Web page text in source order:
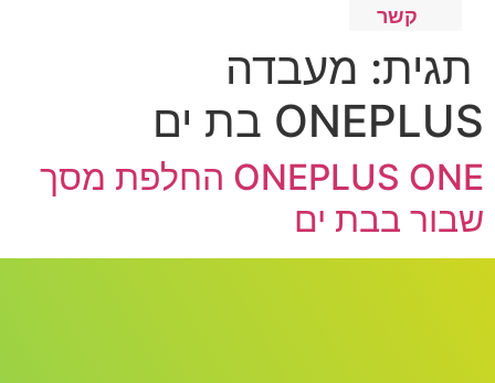
קשר
תגית: מעבדה
ONEPLUS בת ים
ONEPLUS ONE החלפת מסך
שבור בבת ים